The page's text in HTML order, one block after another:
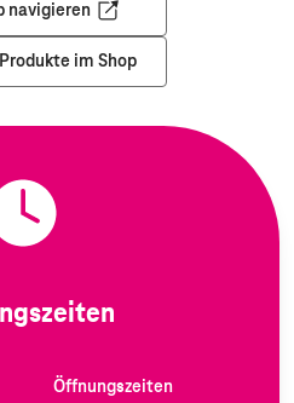
navigieren
Öffnet in einem neuen Tab
im Shop
Öffnungszeiten